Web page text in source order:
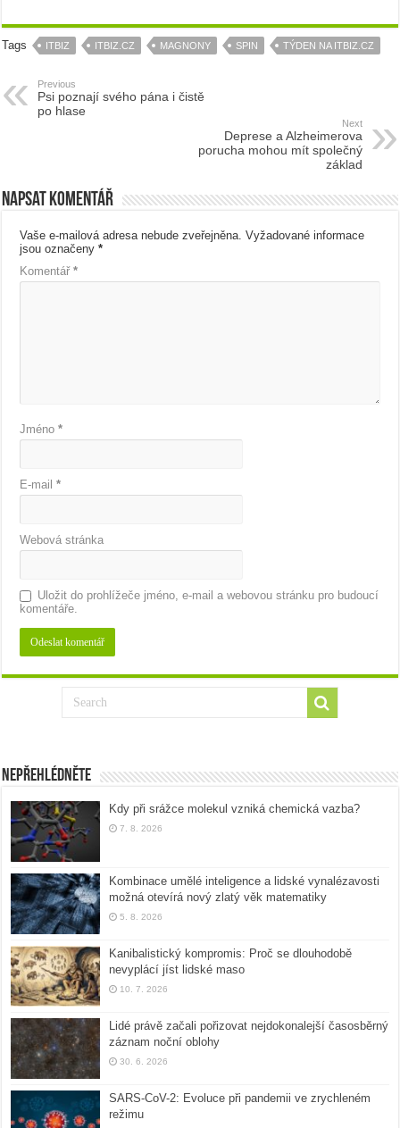
Tags ITBIZ ITBIZ.CZ MAGNONY SPIN TÝDEN NA ITBIZ.CZ
Previous
Psi poznají svého pána i čistě
po hlase
Next
Deprese a Alzheimerova
porucha mohou mít společný
základ
Napsat komentář
Vaše e-mailová adresa nebude zveřejněna. Vyžadované informace
jsou označeny*
Komentář*
Jméno*
E-mail*
Webová stránka
Uložit do prohlížeče jméno, e-mail a webovou stránku pro budoucí
komentáře.
Nepřehlédněte
Kdy při srážce molekul vzniká chemická vazba?
7. 8. 2026
Kombinace umělé inteligence a lidské vynalézavosti
možná otevírá nový zlatý věk matematiky
5. 8. 2026
Kanibalistický kompromis: Proč se dlouhodobě
nevyplácí jíst lidské maso
10. 7. 2026
Lidé právě začali pořizovat nejdokonalejší časosběrný
záznam noční oblohy
30. 6. 2026
SARS-CoV-2: Evoluce při pandemii ve zrychleném
režimu